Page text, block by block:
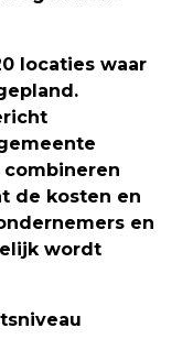
locaties waar
de kosten en
en
wordt